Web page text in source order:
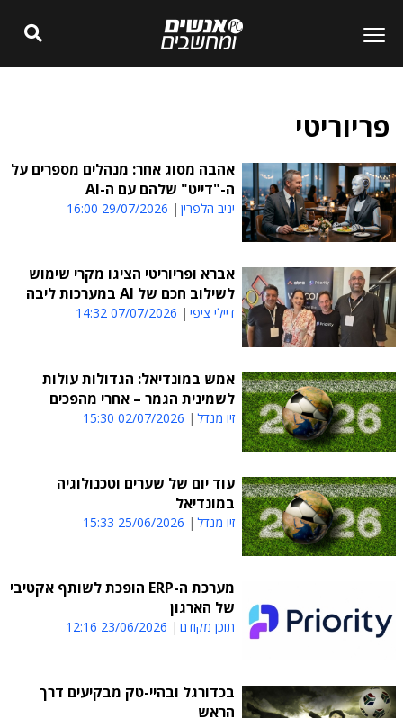
פריוריטי
אהבה מסוג אחר: מנהלים מספרים על
ה-"דייט" שלהם עם ה-AI
יניב הלפרין 29/07/2026 16:00
אברא ופריוריטי הציגו מקרי שימוש
לשילוב חכם של AI במערכות ליבה
דיילי ציפי 07/07/2026 14:32
אמש במונדיאל: הגדולות עולות
לשמינית הגמר – אחרי מהפכים
זיו מנדל 02/07/2026 15:30
עוד יום של שערים וטכנולוגיה
במונדיאל
זיו מנדל 25/06/2026 15:33
מערכת ה-ERP הופכת לשותף אקטיבי
של הארגון
תוכן מקודם 23/06/2026 12:16
בכדורגל ובהיי-טק מבקיעים דרך
הראש